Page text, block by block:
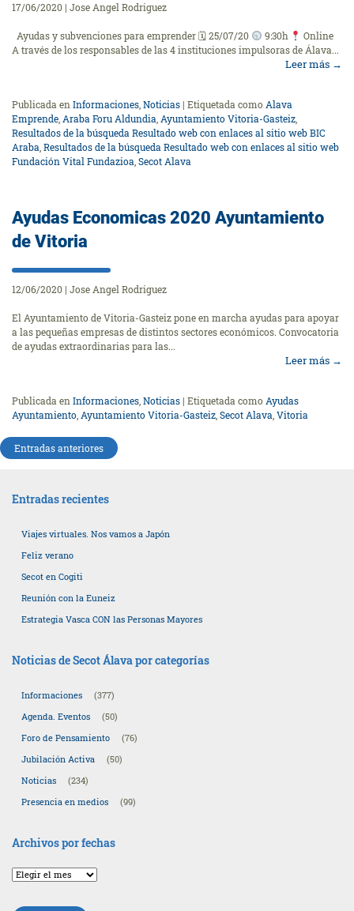
17/06/2020 | Jose Angel Rodriguez
Ayudas y subvenciones para emprender 🗓 25/07/20 9:30h
Online
A través de los responsables de las 4 instituciones impulsoras de Álava...
Leer más →
Publicada en Informaciones Noticias | Etiquetada como Alava
Emprende Araba Foru Aldundia Ayuntamiento Vitoria-Gasteiz
Resultados de la búsqueda Resultado web con enlaces al sitio web BIC
Araba Resultados de la búsqueda Resultado web con enlaces al sitio web
Fundación Vital Fundazioa Secot Alava
Ayudas Economicas 2020 Ayuntamiento
de Vitoria
12/06/2020 | Jose Angel Rodriguez
El Ayuntamiento de Vitoria-Gasteiz pone en marcha ayudas para apoyar
a las pequeñas empresas de distintos sectores económicos. Convocatoria
de ayudas extraordinarias para las...
Leer más →
Publicada en Informaciones Noticias | Etiquetada como Ayudas
Ayuntamiento Ayuntamiento Vitoria-Gasteiz Secot Alava Vitoria
Navegación
entradas
Entradas anteriores
Entradas recientes
Viajes virtuales. Nos vamos a Japón
Feliz verano
Secot en Cogiti
Reunión con la Euneiz
Estrategia Vasca CON las Personas Mayores
Noticias de Secot Álava por categorías
Informaciones
(377)
Agenda. Eventos
(50)
Foro de Pensamiento
(76)
Jubilación Activa
(50)
Noticias
(234)
Presencia en medios
(99)
Archivos por fechas
Archivos
por